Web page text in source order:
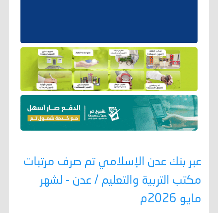
عبر بنك عدن الإسلامي تم صرف مرتبات
مكتب التربية والتعليم / عدن - لشهر
مايو 2026م